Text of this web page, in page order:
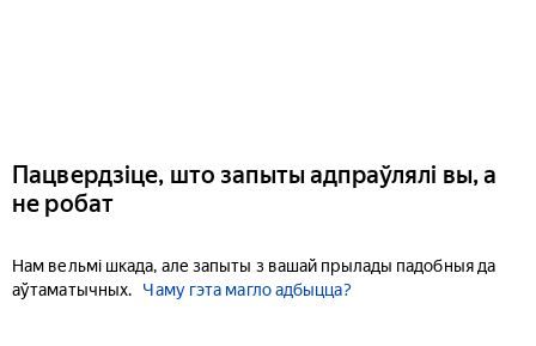
Пацвердзіце, што запыты адпраўлялі вы, а
не робат
Нам вельмі шкада, але запыты з вашай прылады падобныя да
аўтаматычных.
Чаму гэта магло адбыцца?